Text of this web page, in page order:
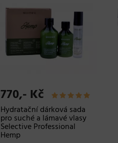
770,- Kč
Hydratační dárková sada
pro suché a lámavé vlasy
Selective Professional
Hemp